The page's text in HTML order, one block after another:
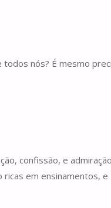
todos nós? É mesmo
confissão, e
em ensinamentos,